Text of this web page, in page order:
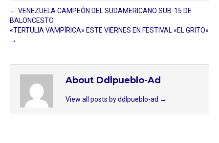
← VENEZUELA CAMPEÓN DEL SUDAMERICANO SUB-15 DE
BALONCESTO
«TERTULIA VAMPÍRICA» ESTE VIERNES EN FESTIVAL «EL GRITO»
→
About Ddlpueblo-Ad
View all posts by ddlpueblo-ad →